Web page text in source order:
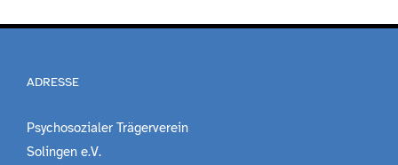
ADRESSE
Psychosozialer Trägerverein
Solingen e.V.